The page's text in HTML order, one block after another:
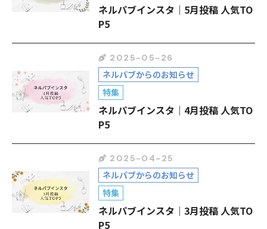
ネルパブインスタ｜5月投稿 人気TO
P5
2025-05-26
ネルパブからのお知らせ
特集
ネルパブインスタ｜4月投稿 人気TO
P5
2025-04-25
ネルパブからのお知らせ
特集
ネルパブインスタ｜3月投稿 人気TO
P5